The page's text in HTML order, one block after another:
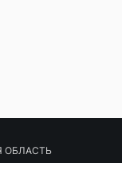
ОБЛАСТЬ